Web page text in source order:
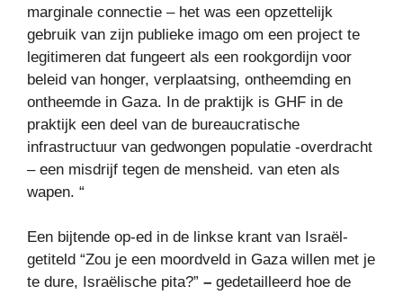
marginale connectie – het was een opzettelijk
gebruik van zijn publieke imago om een project te
legitimeren dat fungeert als een rookgordijn voor
beleid van honger, verplaatsing, ontheemding en
ontheemde in Gaza. In de praktijk is GHF in de
praktijk een deel van de bureaucratische
infrastructuur van gedwongen populatie -overdracht
– een misdrijf tegen de mensheid. van eten als
wapen. “
Een bijtende op-ed in de linkse krant van Israël-
getiteld “Zou je een moordveld in Gaza willen met je
te dure, Israëlische pita?” – gedetailleerd hoe de